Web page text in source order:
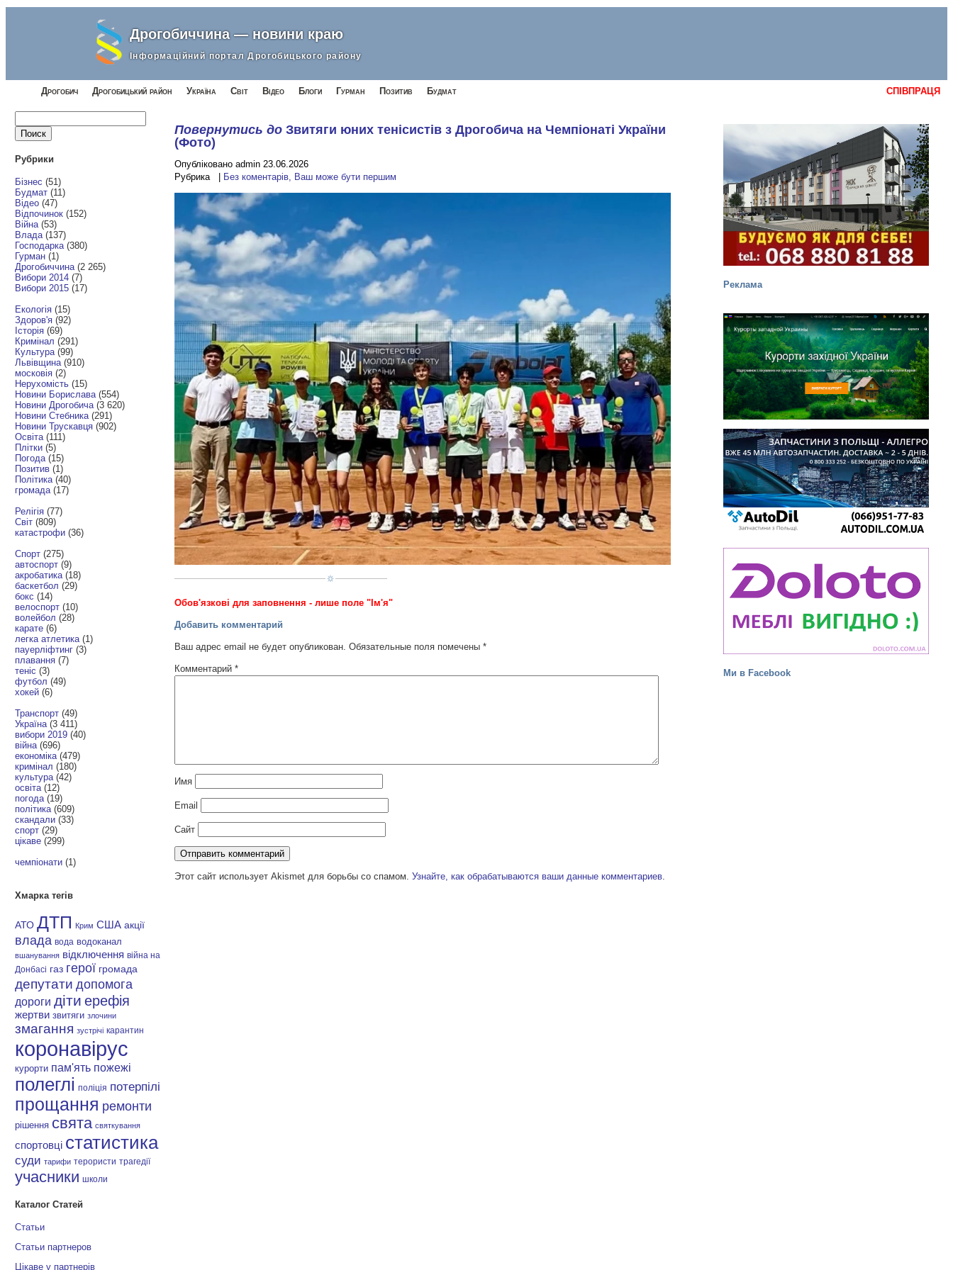
Дрогобиччина — новини краю
Інформаційний портал Дрогобицького району
Дрогобич Дрогобицький район Україна Світ Відео Блоги Гурман СПІВПРАЦЯ
Позитив Будмат
Реклама
Ми в Facebook
Рубрики
Бізнес (51)
Будмат (11)
Відео (47)
Відпочинок (152)
Війна (53)
Влада (137)
Господарка (380)
Гурман (1)
Дрогобиччина (2 265)
Вибори 2014 (7)
Вибори 2015 (17)
Екологія (15)
Здоров'я (92)
Історія (69)
Кримінал (291)
Культура (99)
Львівщина (910)
московія (2)
Нерухомість (15)
Новини Борислава (554)
Новини Дрогобича (3 620)
Новини Стебника (291)
Новини Трускавця (902)
Освіта (111)
Плітки (5)
Погода (15)
Позитив (1)
Політика (40)
громада (17)
Релігія (77)
Світ (809)
катастрофи (36)
Спорт (275)
автоспорт (9)
акробатика (18)
баскетбол (29)
бокс (14)
велоспорт (10)
волейбол (28)
карате (6)
легка атлетика (1)
пауерліфтинг (3)
плавання (7)
теніс (3)
футбол (49)
хокей (6)
Транспорт (49)
Україна (3 411)
вибори 2019 (40)
війна (696)
економіка (479)
кримінал (180)
культура (42)
освіта (12)
погода (19)
політика (609)
скандали (33)
спорт (29)
цікаве (299)
чемпіонати (1)
Хмарка тегів
АТО ДТП Крим США акції
влада вода водоканал
вшанування відключення війна на
Донбасі газ герої громада
депутати допомога
дороги діти ерефія
жертви звитяги злочини
змагання зустрічі карантин
коронавірус
курорти пам'ять пожежі
полеглі поліція потерпілі
прощання ремонти
рішення свята святкування
спортовці статистика
суди тарифи терористи трагедії
учасники школи
Каталог Статей
Статьи
Статьи партнеров
Цікаве у партнерів
Повернутись до Звитяги юних тенісистів з Дрогобича на Чемпіонаті України
(Фото)
Опубліковано admin 23.06.2026
Рубрика |
Без коментарів, Ваш може бути першим
Обов'язкові для заповнення - лише поле "Ім'я"
Добавить комментарий
Ваш адрес email не будет опубликован. Обязательные поля помечены*
Комментарий*
Имя
Email
Сайт
Этот сайт использует Akismet для борьбы со спамом.Узнайте, как обрабатываются ваши данные комментариев.